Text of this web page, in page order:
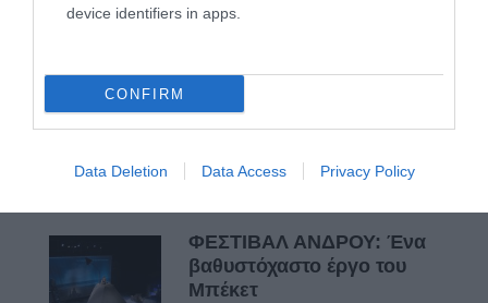
device identifiers in apps.
CONFIRM
Data Deletion Data Access Privacy Policy
ΚΑΠΕΤΑΝ ΑΝΤΩΝΗ ΒΙΔΑΛΗ
αναχώρηση εκείνης της ώρας…
Πρόσφατα Άρθρα
ΦΕΣΤΙΒΑΛ ΑΝΔΡΟΥ: Ένα
βαθυστόχαστο έργο του
Μπέκετ